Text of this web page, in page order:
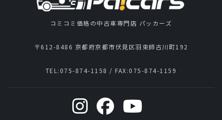
コミコミ価格の中古車専門店 パッカーズ
〒612-8486 京都府京都市伏見区羽束師古川町192
TEL: 075-874-1158 / FAX:075-874-1159